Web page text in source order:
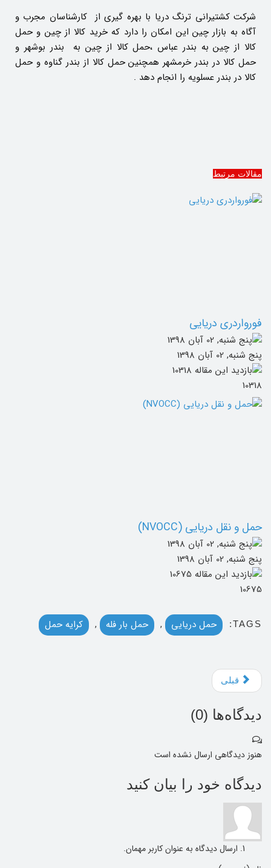
شرکت کشتیرانی ترنگ دریا با بهره گیری از کارشناسان مجرب و
آگاه به بازار چین این امکان را دارد که خرید کالا از چین و حمل
کالا از چین به بندر عباس ،حمل کالا از چین به بندر بوشهر و
حمل کالا در بندر خرمشهر همچنین حمل کالا از بندر گناوه و حمل
کالا در بندر عسلویه را انجام دهد .
مقالات مرتبط
فورواردری دریایی
پنج شنبه, 02 آبان 1398
10318
حمل و نقل دریایی (NVOCC)
پنج شنبه, 02 آبان 1398
10675
TAGS: حمل دریایی , حمل بار فله , کرایه حمل
قبلی
دیدگاه‌ها (0
)
هنوز دیدگاهی ارسال نشده است
دیدگاه خود را بیان کنید
ارسال دیدگاه به عنوان کاربر مهمان.